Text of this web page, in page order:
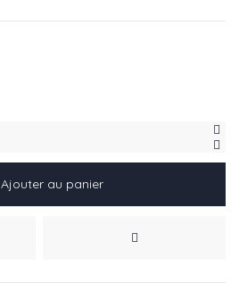
Ajouter au panier